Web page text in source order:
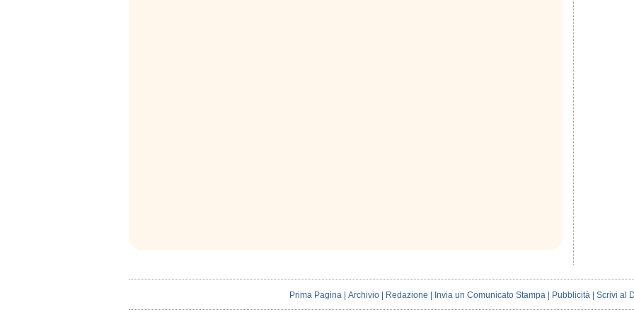
Prima Pagina| Archivio| Redazione Invia un Comunicato Stampa| Pubblicità| Scrivi al